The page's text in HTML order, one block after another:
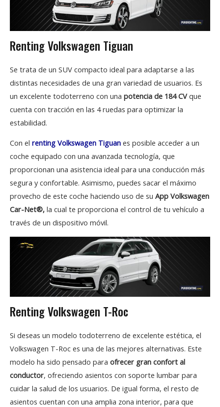
Renting Volkswagen Tiguan
Se trata de un SUV compacto ideal para adaptarse a las
distintas necesidades de una gran variedad de usuarios. Es
un excelente todoterreno con una potencia de 184 CVque
cuenta con tracción en las 4 ruedas para optimizar la
estabilidad.
Con el renting Volkswagen Tiguan es posible acceder a un
coche equipado con una avanzada tecnología, que
proporcionan una asistencia ideal para una conducción más
segura y confortable. Asimismo, puedes sacar el máximo
provecho de este coche haciendo uso de su App Volkswagen
Car-Net®, la cual te proporciona el control de tu vehículo a
través de un dispositivo móvil.
Renting Volkswagen T-Roc
Si deseas un modelo todoterreno de excelente estética, el
Volkswagen T-Roc es una de las mejores alternativas. Este
modelo ha sido pensado para ofrecer gran confort al
conductor, ofreciendo asientos con soporte lumbar para
cuidar la salud de los usuarios. De igual forma, el resto de
asientos cuentan con una amplia zona interior, para que